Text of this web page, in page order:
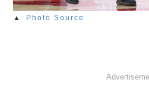
▲ Photo Source